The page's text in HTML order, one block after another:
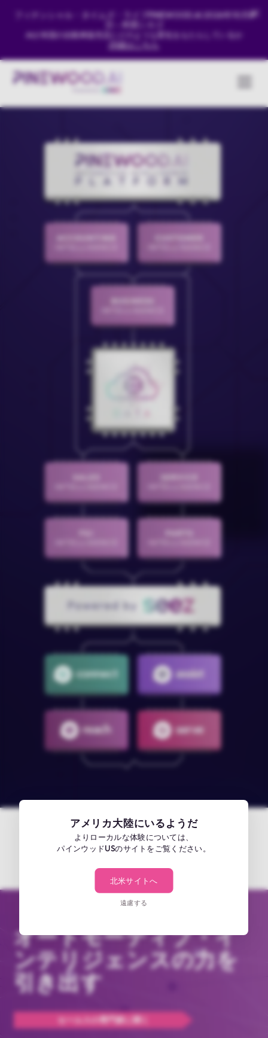
フィナンシャル・タイムズ・ライブPINEWOOD.AI 2026年10月8
日 - 米国シカゴ
AIが米国の自動車販売店にどのような変化をもたらしているか
詳細はこちら
オートモーティブ・イ
ンテリジェンスの力を
引き出す
セールスの専門家に聞く
アメリカ大陸にいるようだ
よりローカルな体験については、
パインウッドUSのサイトをご覧ください。
北米サイトへ
遠慮する